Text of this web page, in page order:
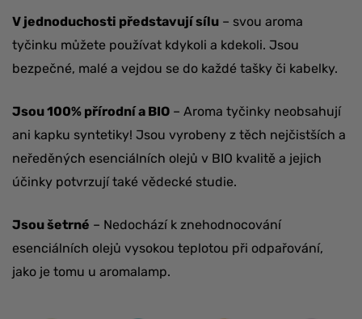
V jednoduchosti představují sílu – svou aroma
tyčinku můžete používat kdykoli a kdekoli. Jsou
bezpečné, malé a vejdou se do každé tašky či kabelky.
Jsou 100% přírodní a BIO – Aroma tyčinky neobsahují
ani kapku syntetiky! Jsou vyrobeny z těch nejčistších a
neředěných esenciálních olejů v BIO kvalitě a jejich
účinky potvrzují také vědecké studie.
Jsou šetrné – Nedochází k znehodnocování
esenciálních olejů vysokou teplotou při odpařování,
jako je tomu u aromalamp.